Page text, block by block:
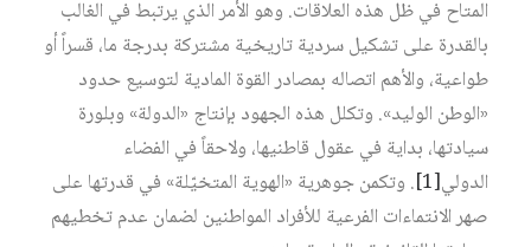
المتاح في ظل هذه العلاقات. وهو الأمر الذي يرتبط في الغالب
بالقدرة على تشكيل سردية تاريخية مشتركة بدرجة ما، قسراً أو
طواعية، والأهم اتصاله بمصادر القوة المادية لتوسيع حدود
«الوطن الوليد». وتكلل هذه الجهود بإنتاج «الدولة» وبلورة
سيادتها، بداية في عقول قاطنيها، ولاحقاً في الفضاء
الدولي‏[1]
. وتكمن جوهرية «الهوية المتخيّلة» في قدرتها على
صهر الانتماءات الفرعية للأفراد المواطنين لضمان عدم تخطيهم